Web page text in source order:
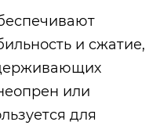
и сжатие,
или
для